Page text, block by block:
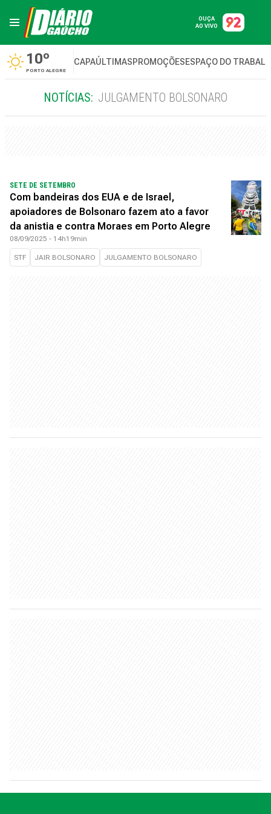
OUÇA
AO VIVO
10º
PORTO ALEGRE
CAPAÚLTIMASPROMOÇÕESESPAÇO DO
NOTÍCIAS: JULGAMENTO BOLSONARO
SETE DE SETEMBRO
Com bandeiras dos EUA e de Israel,
apoiadores de Bolsonaro fazem ato a favor
da anistia e contra Moraes em Porto Alegre
08/09/2025 - 14h19min
STF JAIR BOLSONARO JULGAMENTO BOLSONARO